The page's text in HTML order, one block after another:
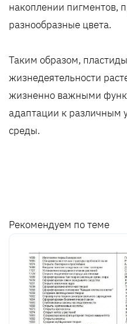
накоплении пигментов,
разнообразные цвета.
Таким образом,
жизнедеятельности
жизненно важными
адаптации к различным
среды.
Рекомендуем по теме